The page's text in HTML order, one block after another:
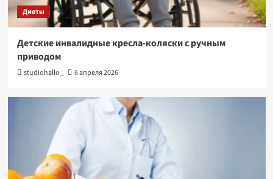
Диеты
Детские инвалидные кресла-коляски с ручным
приводом
studiohallo_ 6 апреля 2026